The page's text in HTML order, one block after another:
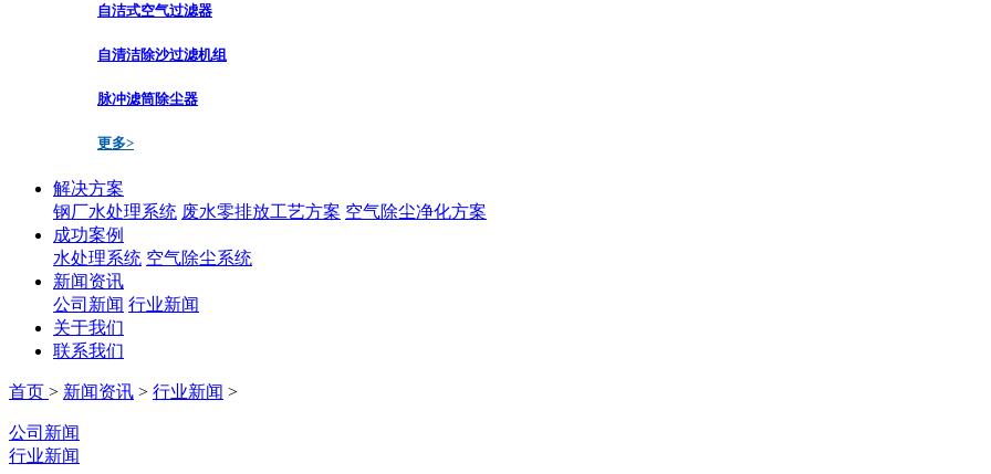
自洁式空气过滤器
自清洁除沙过滤机组
脉冲滤筒除尘器
更多>
解决方案
钢厂水处理系统 废水零排放工艺方案 空气除尘净化方案
成功案例
水处理系统 空气除尘系统
新闻资讯
公司新闻 行业新闻
关于我们
联系我们
首页 > 新闻资讯 > 行业新闻 >
公司新闻
行业新闻